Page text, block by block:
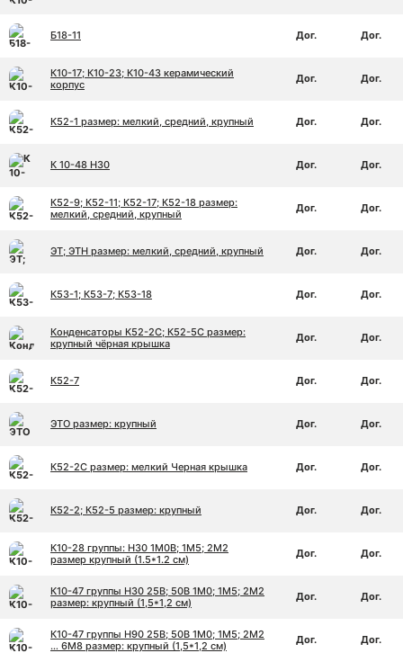
Б18-11 Дог. Дог.
К10-17; К10-23; К10-43 керамический
корпус
Дог. Дог.
К52-1 размер: мелкий, средний, крупный Дог. Дог.
К 10-48 Н30 Дог. Дог.
К52-9; К52-11; К52-17; К52-18 размер:
мелкий, средний, крупный
Дог. Дог.
ЭТ; ЭТН размер: мелкий, средний, крупный Дог. Дог.
К53-1; К53-7; К53-18 Дог. Дог.
Конденсаторы К52-2С; К52-5C размер:
крупный чёрная крышка
Дог. Дог.
К52-7 Дог. Дог.
ЭТО размер: крупный Дог. Дог.
К52-2С размер: мелкий Черная крышка Дог. Дог.
К52-2; К52-5 размер: крупный Дог. Дог.
К10-28 группы: Н30 1М0В; 1М5; 2М2
размер крупный (1.5*1.2 см)
Дог. Дог.
К10-47 группы Н30 25В; 50В 1М0; 1М5; 2М2
размер: крупный (1,5*1,2 см)
Дог. Дог.
К10-47 группы Н90 25В; 50В 1М0; 1М5; 2М2
… 6М8 размер: крупный (1,5*1,2 см)
Дог. Дог.